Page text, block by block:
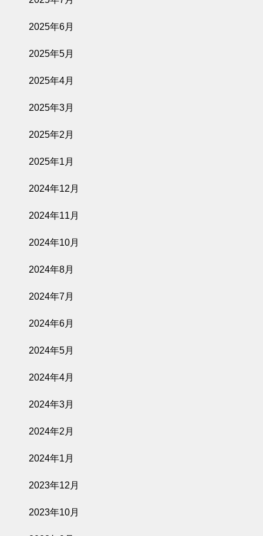
2025年6月
2025年5月
2025年4月
2025年3月
2025年2月
2025年1月
2024年12月
2024年11月
2024年10月
2024年8月
2024年7月
2024年6月
2024年5月
2024年4月
2024年3月
2024年2月
2024年1月
2023年12月
2023年10月